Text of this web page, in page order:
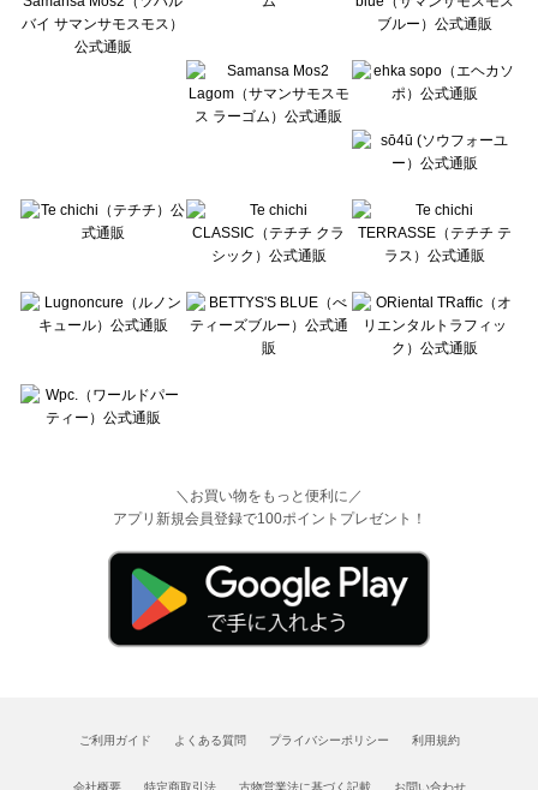
BETTY'S BLUE（べティーズブルー）のシャツ・ブラウス一覧
Wpc.（ワールドパーティー）のシャツ・ブラウス一覧
＼お買い物をもっと便利に／
アプリ新規会員登録で100ポイントプレゼント！
ご利用ガイド よくある質問 プライバシーポリシー 利用規約
会社概要 特定商取引法 古物営業法に基づく記載 お問い合わせ